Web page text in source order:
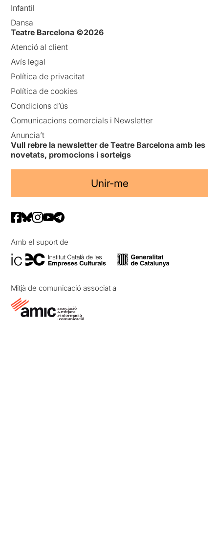
Infantil
Dansa
Teatre Barcelona ©2026
Atenció al client
Avís legal
Política de privacitat
Política de cookies
Condicions d’ús
Comunicacions comercials i Newsletter
Anuncia’t
Vull rebre la newsletter de Teatre Barcelona amb les
novetats, promocions i sorteigs
Unir-me
Amb el suport de
Mitjà de comunicació associat a